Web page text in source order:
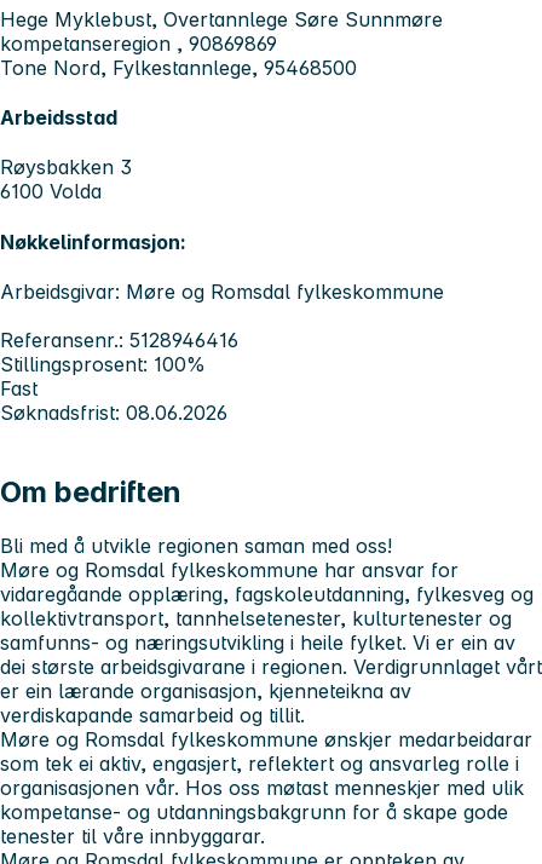
Hege Myklebust, Overtannlege Søre Sunnmøre
kompetanseregion , 90869869
Tone Nord, Fylkestannlege, 95468500
Arbeidsstad
Røysbakken 3
6100 Volda
Nøkkelinformasjon:
Arbeidsgivar: Møre og Romsdal fylkeskommune
Referansenr.: 5128946416
Stillingsprosent: 100%
Fast
Søknadsfrist: 08.06.2026
Om bedriften
Bli med å utvikle regionen saman med oss!
Møre og Romsdal fylkeskommune har ansvar for
vidaregåande opplæring, fagskoleutdanning, fylkesveg og
kollektivtransport, tannhelsetenester, kulturtenester og
samfunns- og næringsutvikling i heile fylket. Vi er ein av
dei største arbeidsgivarane i regionen. Verdigrunnlaget vårt
er ein lærande organisasjon, kjenneteikna av
verdiskapande samarbeid og tillit.
Møre og Romsdal fylkeskommune ønskjer medarbeidarar
som tek ei aktiv, engasjert, reflektert og ansvarleg rolle i
organisasjonen vår. Hos oss møtast menneskjer med ulik
kompetanse- og utdanningsbakgrunn for å skape gode
tenester til våre innbyggarar.